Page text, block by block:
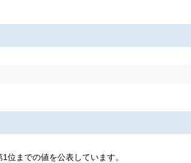
位までの値を公表しています。